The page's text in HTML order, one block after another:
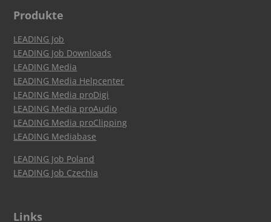
Produkte
LEADING Job
LEADING Job Downloads
LEADING Media
LEADING Media Helpcenter
LEADING Media proDigi
LEADING Media proAudio
LEADING Media proClipping
LEADING Mediabase
LEADING Job Poland
LEADING Job Czechia
Links